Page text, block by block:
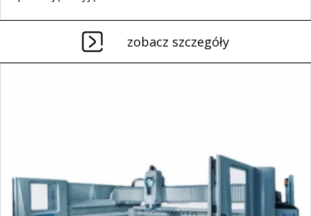
zobacz szczegóły